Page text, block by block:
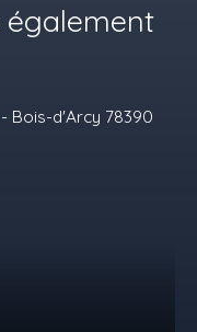
également